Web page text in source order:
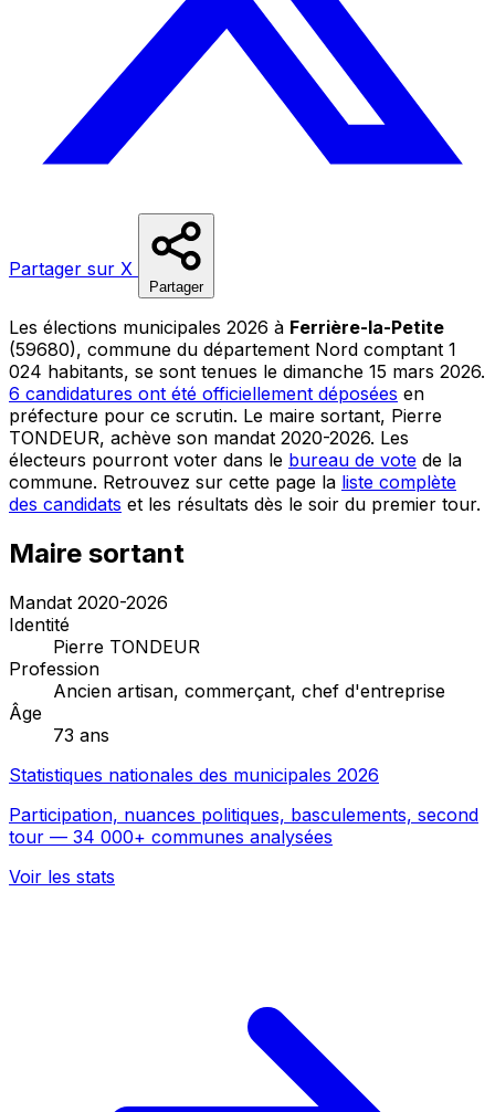
Partager sur X
Partager
Les élections municipales 2026 à Ferrière-la-Petite
(59680), commune du département Nord comptant 1
024 habitants, se sont tenues le dimanche 15 mars 2026.
6 candidatures ont été officiellement déposées en
préfecture pour ce scrutin. Le maire sortant, Pierre
TONDEUR, achève son mandat 2020-2026. Les
électeurs pourront voter dans le bureau de vote de la
commune. Retrouvez sur cette page la liste complète
des candidats et les résultats dès le soir du premier tour.
Maire sortant
Mandat 2020-2026
Identité
Pierre TONDEUR
Profession
Ancien artisan, commerçant, chef d'entreprise
Âge
73 ans
Statistiques nationales des municipales 2026
Participation, nuances politiques, basculements, second
tour — 34 000+ communes analysées
Voir les stats